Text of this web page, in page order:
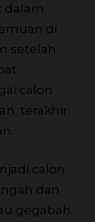
dalam
di
setelah
calon
terakhir
calon
dan
gegabah.